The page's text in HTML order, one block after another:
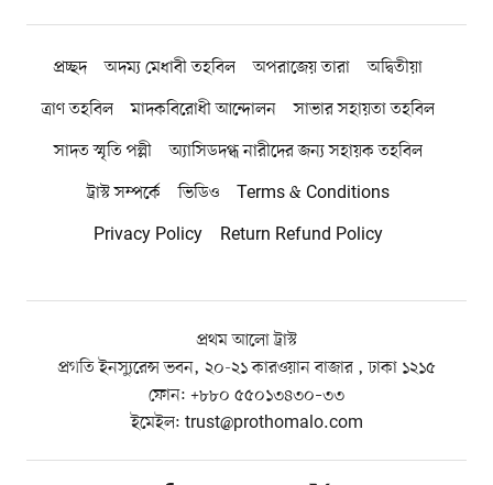
প্রচ্ছদ অদম্য মেধাবী তহবিল অপরাজেয় তারা
অদ্বিতীয়া
ত্রাণ তহবিল
মাদকবিরোধী আন্দোলন
সাভার সহায়তা তহবিল
সাদত স্মৃতি পল্লী
অ্যাসিডদগ্ধ নারীদের জন্য সহায়ক তহবিল
ট্রাস্ট সম্পর্কে
ভিডিও
Terms & Conditions
Privacy Policy
Return Refund Policy
প্রথম আলো ট্রাস্ট
প্রগতি ইনস্যুরেন্স ভবন, ২০-২১ কারওয়ান বাজার , ঢাকা ১২১৫
ফোন: +৮৮০ ৫৫০১৩৪৩০–৩৩
ইমেইল: trust@prothomalo.com